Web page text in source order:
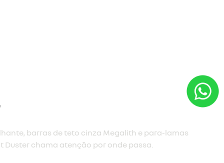
torná-lo marcante, e novas rodas Tergan de 17”
ainda mais a imponência do Renault Duster.